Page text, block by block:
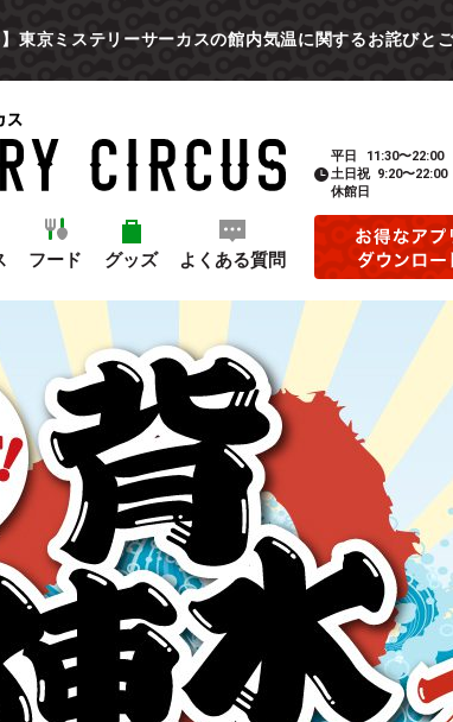
】東京ミステリーサーカスの館内気温に関するお詫びと
フード グッズ よくある質問
平日
11:30〜22:00
土日祝 9:20〜22:00
休館日